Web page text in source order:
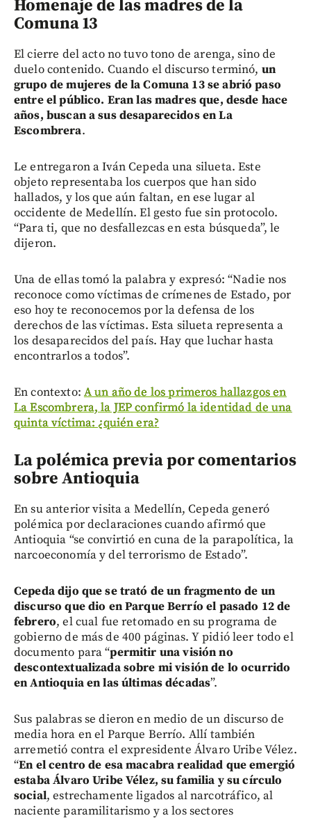
Homenaje de las madres de la
Comuna 13
El cierre del acto no tuvo tono de arenga, sino de
duelo contenido. Cuando el discurso terminó, un
grupo de mujeres de la Comuna 13 se abrió paso
entre el público. Eran las madres que, desde hace
años, buscan a sus desaparecidos en La
Escombrera.
Le entregaron a Iván Cepeda una silueta. Este
objeto representaba los cuerpos que han sido
hallados, y los que aún faltan, en ese lugar al
occidente de Medellín. El gesto fue sin protocolo.
“Para ti, que no desfallezcas en esta búsqueda”, le
dijeron.
Una de ellas tomó la palabra y expresó: “Nadie nos
reconoce como víctimas de crímenes de Estado, por
eso hoy te reconocemos por la defensa de los
derechos de las víctimas. Esta silueta representa a
los desaparecidos del país. Hay que luchar hasta
encontrarlos a todos”.
En contexto: A un año de los primeros hallazgos en
La Escombrera, la JEP confirmó la identidad de una
quinta víctima: ¿quién era?
La polémica previa por comentarios
sobre Antioquia
En su anterior visita a Medellín, Cepeda generó
polémica por declaraciones cuando afirmó que
Antioquia “se convirtió en cuna de la parapolítica, la
narcoeconomía y del terrorismo de Estado”.
Cepeda dijo que se trató de un fragmento de un
discurso que dio en Parque Berrío el pasado 12 de
febrero, el cual fue retomado en su programa de
gobierno de más de 400 páginas. Y pidió leer todo el
documento para “permitir una visión no
descontextualizada sobre mi visión de lo ocurrido
en Antioquia en las últimas décadas”.
Sus palabras se dieron en medio de un discurso de
media hora en el Parque Berrío. Allí también
arremetió contra el expresidente Álvaro Uribe Vélez.
“En el centro de esa macabra realidad que emergió
estaba Álvaro Uribe Vélez, su familia y su círculo
social, estrechamente ligados al narcotráfico, al
naciente paramilitarismo y a los sectores